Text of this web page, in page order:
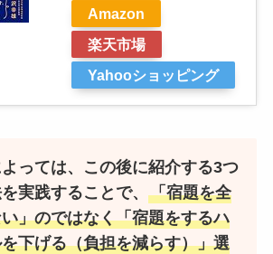
Amazon
楽天市場
Yahooショッピング
っては、この後に紹介する3つ
実践することで、「宿題を全
」のではなく「宿題をするハ
下げる（負担を減らす）」選